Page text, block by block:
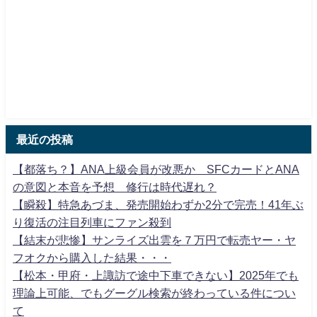
最近の投稿
【都落ち？】ANA上級会員が改悪か SFCカードとANA
の意図と本音を予想 修行は時代遅れ？
【瞬殺】特急あづま、発売開始わずか2分で完売！41年ぶ
り復活の注目列車にファン殺到
【結末が悲惨】サンライズ出雲を７万円で転売ヤー・ヤ
フオクから購入した結果・・・
【松本・甲府・上諏訪で途中下車できない】2025年でも
理論上可能、でもグーグル検索が終わっている件につい
て